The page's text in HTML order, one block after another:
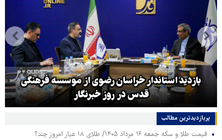
بازدید استاندار خراسان رضوی از موسسه فرهنگی
قدس در روز خبرنگار
پربازدیدترین‌ مطالب
قیمت طلا و سکه جمعه ۱۶ مرداد ۱۴۰۵/ طلای ۱۸ عیار امروز چند؟